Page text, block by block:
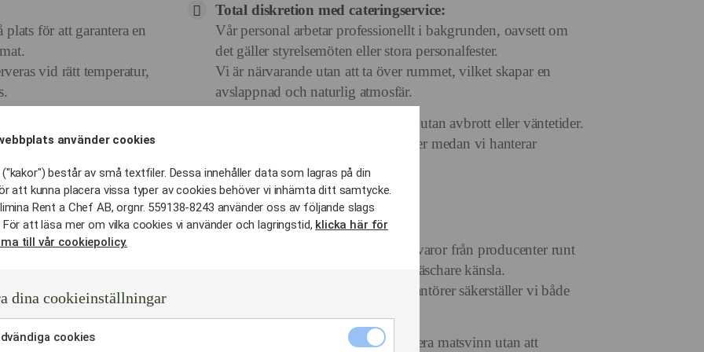
för att garantera en
vid rätt temperatur,
och en mer levande
med traditionella julbord
Total diskretion med cateringservice:
Vår personal arbetar professionellt i bakgrunden, oavsett om
det gäller styrelsemöten eller stora personalfester.
Vi är närvarande utan att ta över rummet, vilket skapar en
avslappnad och naturlig atmosfär.
Samtidigt ser vi till att allt flyter på utan avbrott eller väntetider.
Ni kan fokusera fullt ut på era gäster medan vi hanterar
helheten.
kombinera maten med
och flexibelt.
schemaläggning, och för
Hållbara råvaror:
Vi handplockar säsongens bästa råvaror från producenter runt
Södertälje och Stockholm för en fräschare känsla.
Genom att arbeta nära lokala leverantörer säkerställer vi både
Vi planerar noggrant för att minimera matsvinn utan att
använder cookies
består av små textfiler. Dessa innehåller data som lagras på din
att kunna placera vissa typer av cookies behöver vi inhämta ditt samtycke.
Rent a Chef AB, orgnr. 559138-8243 använder oss av följande slags
att läsa mer om vilka cookies vi använder och lagringstid, klicka här för
till vår cookiepolicy.
dina cookieinställningar
cookies
Nödvändiga